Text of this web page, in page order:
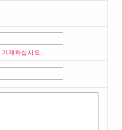
기재하십시오.